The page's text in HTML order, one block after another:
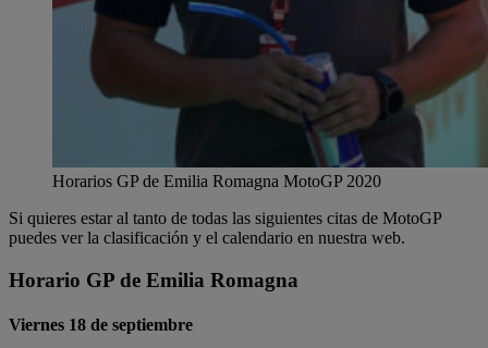
Horarios GP de Emilia Romagna MotoGP 2020
Si quieres estar al tanto de todas las siguientes citas de MotoGP
puedes ver la clasificación y el calendario en nuestra web.
Horario GP de Emilia Romagna
Viernes 18 de septiembre